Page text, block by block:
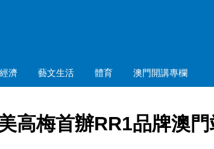
經濟 藝文生活 體育 澳門開講專欄
高梅首辦RR1品牌澳